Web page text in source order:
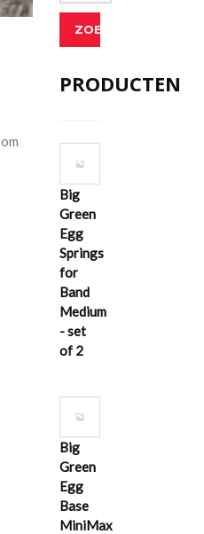
om
ZOEKEN
PRODUCTEN
Big
Green
Egg
Springs
for
Band
Medium
- set
of 2
Big
Green
Egg
Base
MiniMax